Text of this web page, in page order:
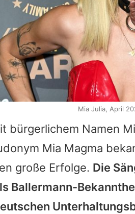
bürgerlichem Namen
Mia Magma
große Erfolge. Die
Ballermann-
Mia Julia, April